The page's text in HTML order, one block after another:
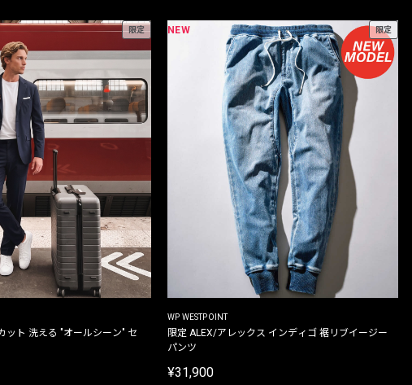
限定
ット 洗える "オールシーン" セ
NEW 限定
WP WESTPOINT
限定 ALEX/アレックス インディゴ 裾リブイージー
パンツ
¥31,900